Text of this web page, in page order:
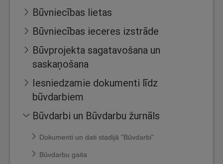
Būvniecības lietas
Būvniecības ieceres izstrāde
Būvprojekta sagatavošana un
saskaņošana
Iesniedzamie dokumenti līdz
būvdarbiem
Būvdarbi un Būvdarbu žurnāls
Dokumenti un dati stadijā "Būvdarbi"
Būvdarbu gaita